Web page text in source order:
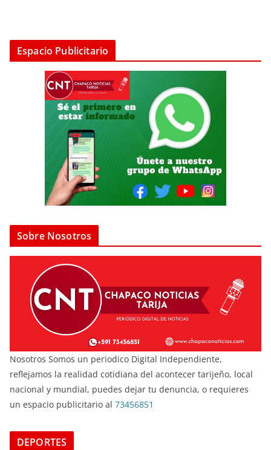
Espacio Publicitario
Sobre Nosotros
Nosotros Somos un periodico Digital Independiente,
reflejamos la realidad cotidiana del acontecer tarijeño, local
nacional y mundial, puedes dejar tu denuncia, o requieres
un espacio publicitario al 73456851
DEPORTES